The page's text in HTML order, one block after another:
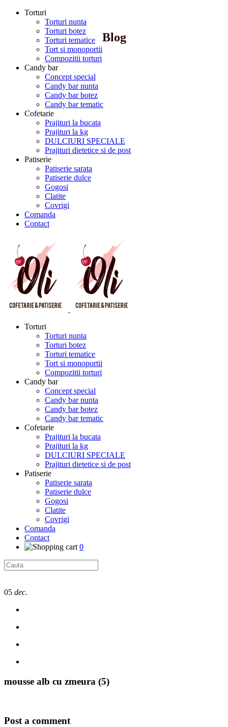
Torturi
Torturi nunta
Torturi botez
Torturi tematice
Tort si monoportii
Compozitii torturi
Candy bar
Concept special
Candy bar nunta
Candy bar botez
Candy bar tematic
Cofetarie
Prajituri la bucata
Prajituri la kg
DULCIURI SPECIALE
Prajituri dietetice si de post
Patiserie
Patiserie sarata
Patiserie dulce
Gogosi
Clatite
Covrigi
Comanda
Contact
Torturi
Torturi nunta
Torturi botez
Torturi tematice
Tort si monoportii
Compozitii torturi
Candy bar
Concept special
Candy bar nunta
Candy bar botez
Candy bar tematic
Cofetarie
Prajituri la bucata
Prajituri la kg
DULCIURI SPECIALE
Prajituri dietetice si de post
Patiserie
Patiserie sarata
Patiserie dulce
Gogosi
Clatite
Covrigi
Comanda
Contact
0
Blog
05 dec.
mousse alb cu zmeura (5)
Post a comment